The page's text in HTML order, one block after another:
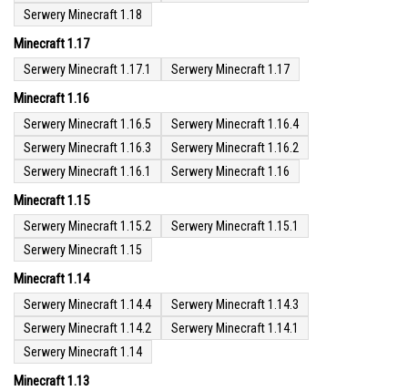
Serwery Minecraft 1.18
Minecraft 1.17
Serwery Minecraft 1.17.1 Serwery Minecraft 1.17
Minecraft 1.16
Serwery Minecraft 1.16.5
Serwery Minecraft 1.16.4
Serwery Minecraft 1.16.3
Serwery Minecraft 1.16.2
Serwery Minecraft 1.16.1
Serwery Minecraft 1.16
Minecraft 1.15
Serwery Minecraft 1.15.2
Serwery Minecraft 1.15.1
Serwery Minecraft 1.15
Minecraft 1.14
Serwery Minecraft 1.14.4
Serwery Minecraft 1.14.3
Serwery Minecraft 1.14.2
Serwery Minecraft 1.14.1
Serwery Minecraft 1.14
Minecraft 1.13